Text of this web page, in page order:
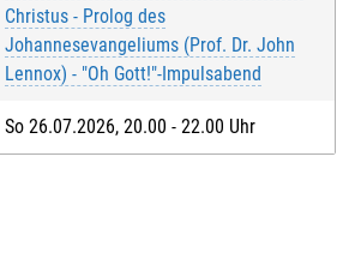
Christus - Prolog des
Johannesevangeliums (Prof. Dr. John
Lennox) - "Oh Gott!"-Impulsabend
So 26.07.2026, 20.00 - 22.00 Uhr